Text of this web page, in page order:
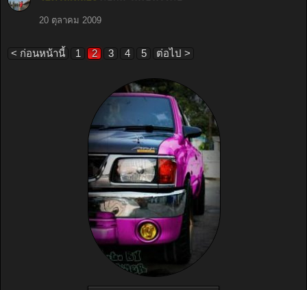
20 ตุลาคม 2009
< ก่อนหน้านี้ 1 2 3 4 5 ต่อไป >